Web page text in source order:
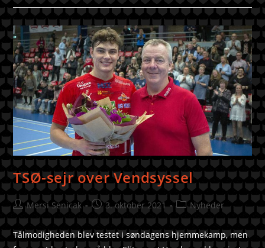
TSØ-sejr over Vendsyssel
Mersi Senicak 3. oktober 2021 Nyheder
Tålmodigheden blev testet i søndagens hjemmekamp, men